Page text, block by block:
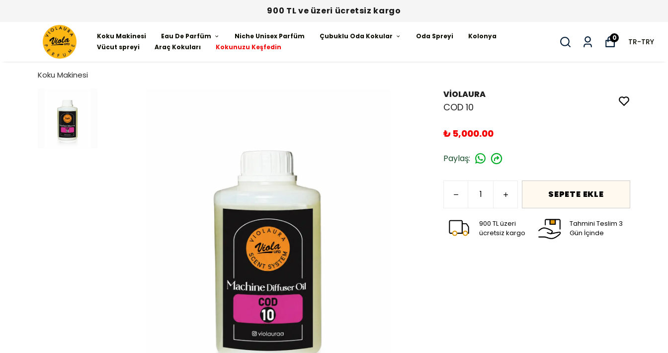
900 TL ve üzeri ücretsiz kargo
Koku Makinesi Eau De Parfüm Niche Unisex Parfüm Çubuklu Oda Kokular Oda Spreyi
Kolonya
Vücut spreyi
Araç Kokuları Kokunuzu Keşfedin
0 TR-TRY
Koku Makinesi
VİOLAURA
COD 10
₺ 5,000.00
Paylaş:
SEPETE EKLE
900 TL üzeri
ücretsiz kargo
Tahmini Teslim 3
Gün İçinde